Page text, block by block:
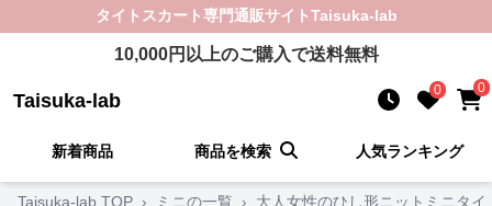
タイトスカート専門通販サイトTaisuka-lab
10,000円以上のご購入で送料無料
Taisuka-lab 0 0
新着商品 商品を検索 人気ランキング
Taisuka-lab TOP › ミニの一覧 › 大人女性のひし形ニットミニタイ